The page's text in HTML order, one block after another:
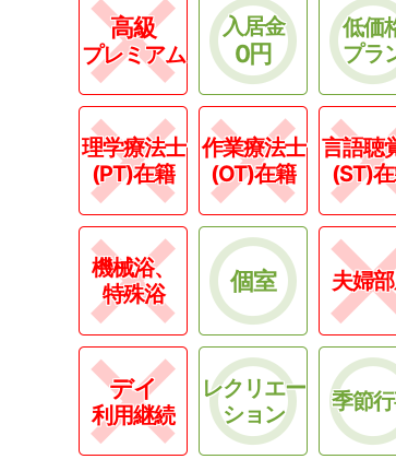
高級
プレミアム
入居金
0円
低価
プラ
理学療法士
(PT)在籍
作業療法士
(OT)在籍
言語聴
(ST)
機械浴、
特殊浴
個室 夫婦
デイ
利用継続
レクリエー
ション
季節